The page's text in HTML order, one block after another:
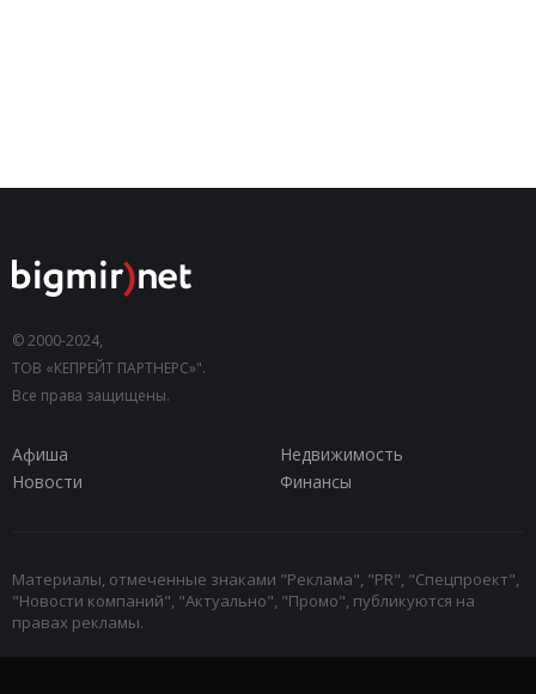
© 2000-2024,
ТОВ «КЕПРЕЙТ ПАРТНЕРС»".
Все права защищены.
Афиша
Недвижимость
Новости
Финансы
Материалы, отмеченные знаками "Реклама", "PR", "Спецпроект",
"Новости компаний", "Актуально", "Промо", публикуются на
правах рекламы.